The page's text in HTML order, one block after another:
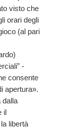
visto che
orari degli
(al pari
-
consente
apertura».
dalla
il
libertà